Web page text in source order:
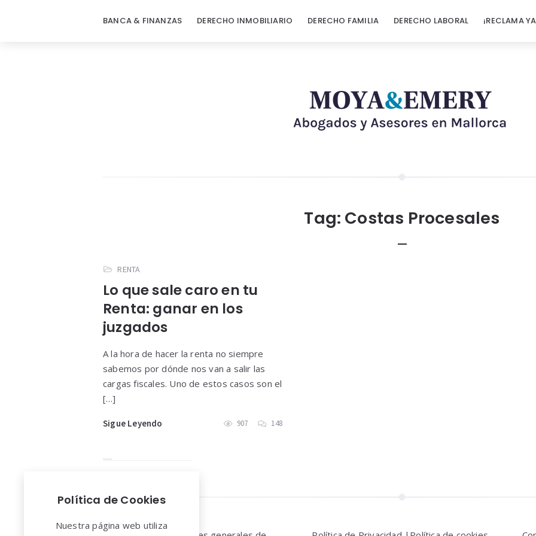
BANCA & FINANZAS DERECHO INMOBILIARIO DERECHO FAMILIA DERECHO LABORAL ¡RECLAMA
Tag: Costas Procesales
RENTA
Lo que sale caro en tu
Renta: ganar en los
juzgados
A la hora de hacer la renta no siempre
sabemos por dónde nos van a salir las
cargas fiscales. Uno de estos casos son el
[…]
Sigue Leyendo 907 148
Widgets
Política de Cookies
Nuestra página web utiliza